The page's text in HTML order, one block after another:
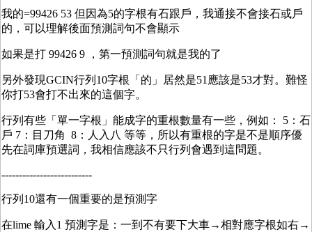
我的=99426 53 但因為5的字根有石跟戶，我通接不會接石或戶
的，可以理解後面預測詞句不會顯示
如果是打 99426 9 ，第一預測詞句就是我的了
另外發現GCIN行列10字根「的」居然是51應該是53才對。難怪
你打53會打不出來的這個字。
行列有些「單一字根」能成字的重根數量有一些，例如： 5：石
戶 7：目刀角 8：人入八 等等，所以有重根的字是不是順序優
先在詞庫預選詞，我相信應該不只行列會遇到這問題。
--------------------------
行列10還有一個重要的是預測字
在lime 輸入1 預測字是：一到不有要下大車→相對應字根如右→